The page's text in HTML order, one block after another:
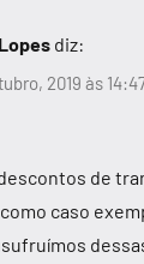
diz:
2019 às
de
caso